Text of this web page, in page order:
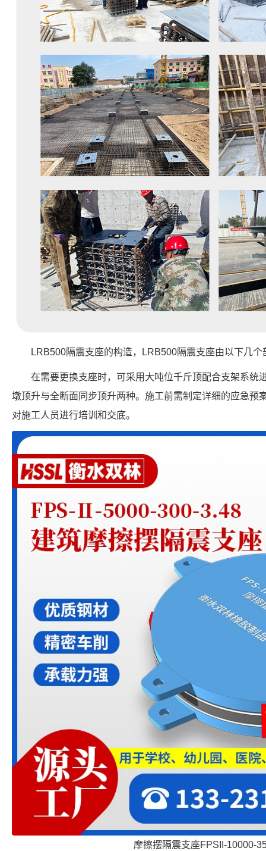
LRB500隔震支座的构造，LRB500隔震支座由以下几个
在需要更换支座时，可采用大吨位千斤顶配合支架系统
墩顶升与全断面同步顶升两种。施工前需制定详细的应急预
对施工人员进行培训和交底。
摩擦摆隔震支座FPSII-10000-